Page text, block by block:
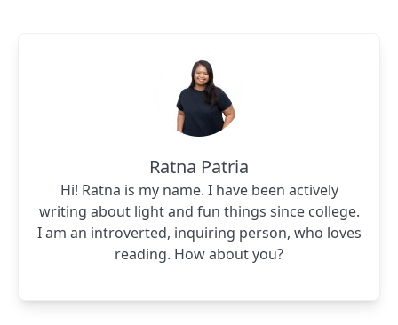
Ratna Patria
Hi! Ratna is my name. I have been actively
writing about light and fun things since college.
I am an introverted, inquiring person, who loves
reading. How about you?